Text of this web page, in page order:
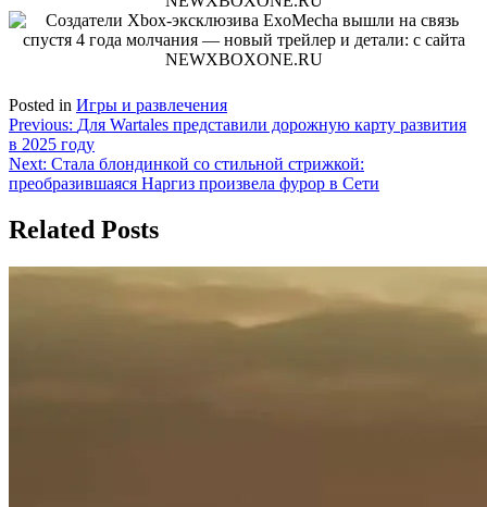
Posted in Игры и развлечения
Навигация
по
записям
Previous: Для Wartales представили дорожную карту развития
в 2025 году
Next: Стала блондинкой со стильной стрижкой:
преобразившаяся Наргиз произвела фурор в Сети
Related Posts